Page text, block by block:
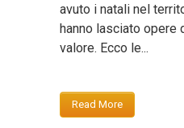
avuto i natali nel
hanno lasciato opere
valore. Ecco le...
Read More